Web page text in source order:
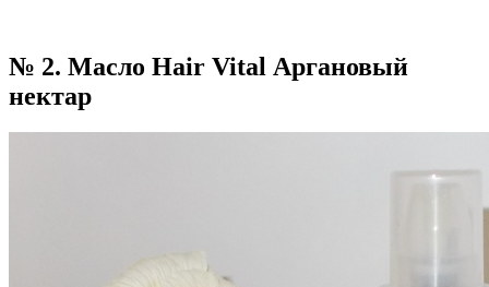
№ 2. Масло Hair Vital Аргановый
нектар